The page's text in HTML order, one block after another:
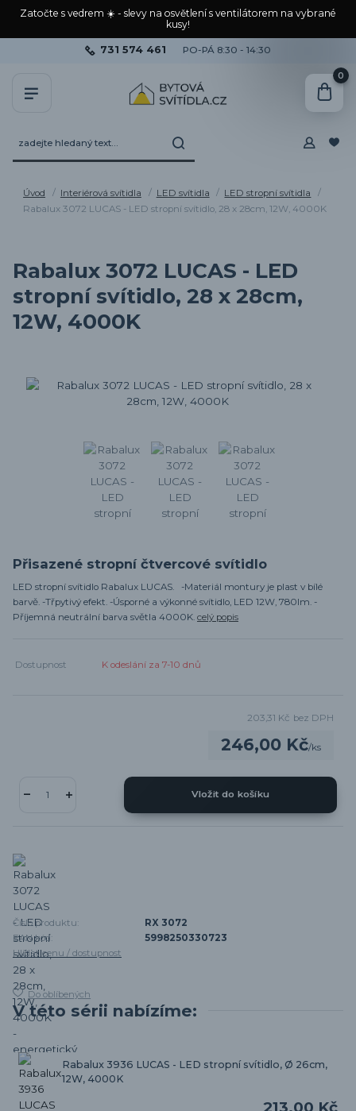
Zatočte s vedrem ☀️ - slevy na osvětlení s ventilátorem na vybrané
kusy!
731 574 461 PO-PÁ 8:30 - 14:30
0
Úvod Interiérová svítidla LED svítidla
LED stropní svítidla
Rabalux 3072 LUCAS - LED stropní svítidlo, 28 x 28cm, 12W, 4000K
Rabalux 3072 LUCAS - LED
stropní svítidlo, 28 x 28cm,
12W, 4000K
Přisazené stropní čtvercové svítidlo
LED stropní svítidlo Rabalux LUCAS. -Materiál montury je plast v bílé
barvě. -Třpytivý efekt. -Úsporné a výkonné svítidlo, LED 12W, 780lm. -
Příjemná neutrální barva světla 4000K. celý popis
Dostupnost K odeslání za 7-10 dnů
246,00 Kč/ks
203,31 Kč bez DPH
Vložit do košíku
Číslo produktu:
RX 3072
EAN kód:
5998250330723
Hlídat cenu / dostupnost
Do oblíbených
V této sérii nabízíme:
Rabalux 3936 LUCAS - LED stropní svítidlo, Ø 26cm,
12W, 4000K